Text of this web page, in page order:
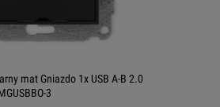
mat Gniazdo 1x USB A-B 2.0
3